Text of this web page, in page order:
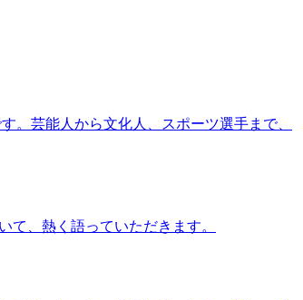
。芸能人から文化人、スポーツ選手まで、
、熱く語っていただきます。